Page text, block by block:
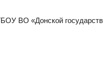
ВО «Донской